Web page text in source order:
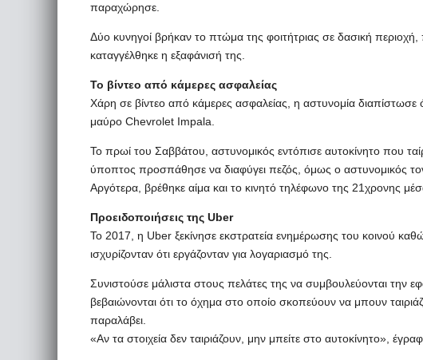
παραχώρησε.
Δύο κυνηγοί βρήκαν το πτώμα της φοιτήτριας σε δασική
καταγγέλθηκε η εξαφάνισή της.
Το βίντεο από κάμερες ασφαλείας
Χάρη σε βίντεο από κάμερες ασφαλείας, η αστυνομία
μαύρο Chevrolet Impala.
Το πρωί του Σαββάτου, αστυνομικός εντόπισε αυτοκίνητο που
ύποπτος προσπάθησε να διαφύγει πεζός, όμως ο αστυνομικός
Αργότερα, βρέθηκε αίμα και το κινητό τηλέφωνο της 21χρονης
Προειδοποιήσεις της Uber
To 2017, η Uber ξεκίνησε εκστρατεία ενημέρωσης του κοινού
ισχυρίζονταν ότι εργάζονταν για λογαριασμό της.
Συνιστούσε μάλιστα στους πελάτες της να συμβουλεύονται την
βεβαιώνονται ότι το όχημα στο οποίο σκοπεύουν να μπουν
παραλάβει.
«Αν τα στοιχεία δεν ταιριάζουν, μην μπείτε στο αυτοκίνητο»,